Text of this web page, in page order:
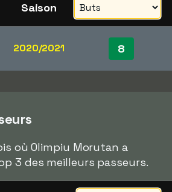
Saison
2020/2021 8
où Olimpiu Morutan a
3 des meilleurs passeurs.